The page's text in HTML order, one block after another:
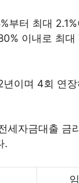
부터 최대
이내로 최대
년이며 4회 연
세자금대출 금
.